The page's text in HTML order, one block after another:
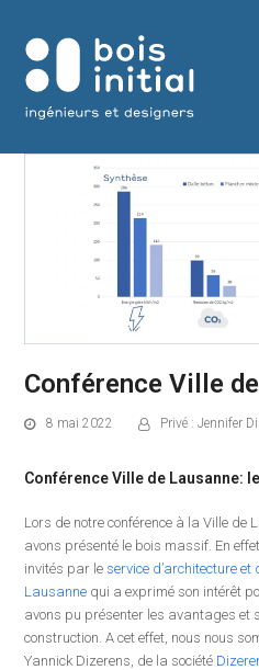
Conférence Ville
8 mai 2022 Privé : Jennifer
Conférence Ville de Lausanne:
Lors de notre conférence à la Ville de
avons présenté le bois massif. En
invités par le service d’architecture
Lausanne qui a exprimé son intérêt
avons pu présenter les avantages et
construction. A cet effet, nous nous
Yannick Dizerens, de la société